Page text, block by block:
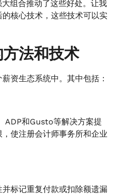
组合推动了这些好处。让我
核心技术，这些技术可以实
法和技术
资生态系统中。其中包括：
和Gusto等解决方案提
使注册会计师事务所和企业
标记重复付款或扣除额遗漏